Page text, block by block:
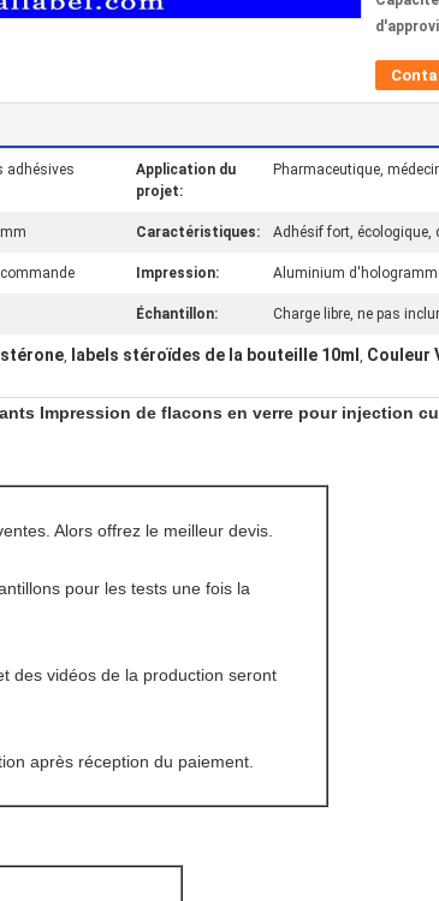
adhésives
Application du
projet:
Pharmaceutique,
Caractéristiques: Adhésif fort, écologique,
Impression: Aluminium
Échantillon: Charge libre, ne pas
, labels stéroïdes de la bouteille 10ml , Couleur
Impression de flacons en verre pour injection
Alors offrez le meilleur devis.
pour les tests une fois la
des vidéos de la production seront
après réception du paiement.